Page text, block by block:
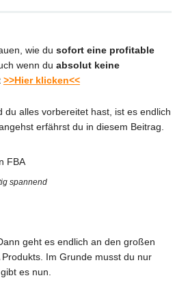
wie du sofort eine profitable
wenn du absolut keine
>>Hier klicken<<
alles vorbereitet hast, ist es endlich
erfährst du in diesem Beitrag.
spannend
geht es endlich an den großen
Im Grunde musst du nur
es nun.